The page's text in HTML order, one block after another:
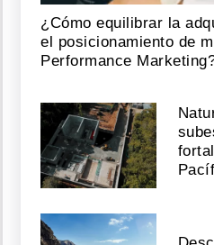
¿Cómo equilibrar la
el posicionamiento de
Performance